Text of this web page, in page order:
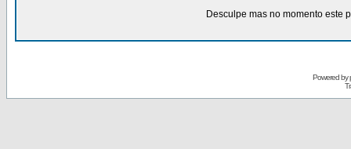
Desculpe mas no momento este
Powered by